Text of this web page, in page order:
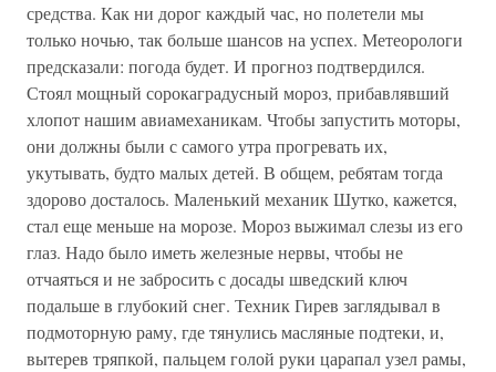
средства. Как ни дорог каждый час, но полетели мы
только ночью, так больше шансов на успех. Метеорологи
предсказали: погода будет. И прогноз подтвердился.
Стоял мощный сорокаградусный мороз, прибавлявший
хлопот нашим авиамеханикам. Чтобы запустить моторы,
они должны были с самого утра прогревать их,
укутывать, будто малых детей. В общем, ребятам тогда
здорово досталось. Маленький механик Шутко, кажется,
стал еще меньше на морозе. Мороз выжимал слезы из его
глаз. Надо было иметь железные нервы, чтобы не
отчаяться и не забросить с досады шведский ключ
подальше в глубокий снег. Техник Гирев заглядывал в
подмоторную раму, где тянулись масляные подтеки, и,
вытерев тряпкой, пальцем голой руки царапал узел рамы,